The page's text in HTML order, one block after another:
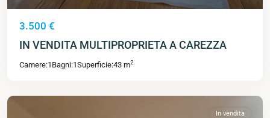
3.500 €
IN VENDITA MULTIPROPRIETA A CAREZZA
Camere:1 Bagni:1Superficie:43 m2
In vendita